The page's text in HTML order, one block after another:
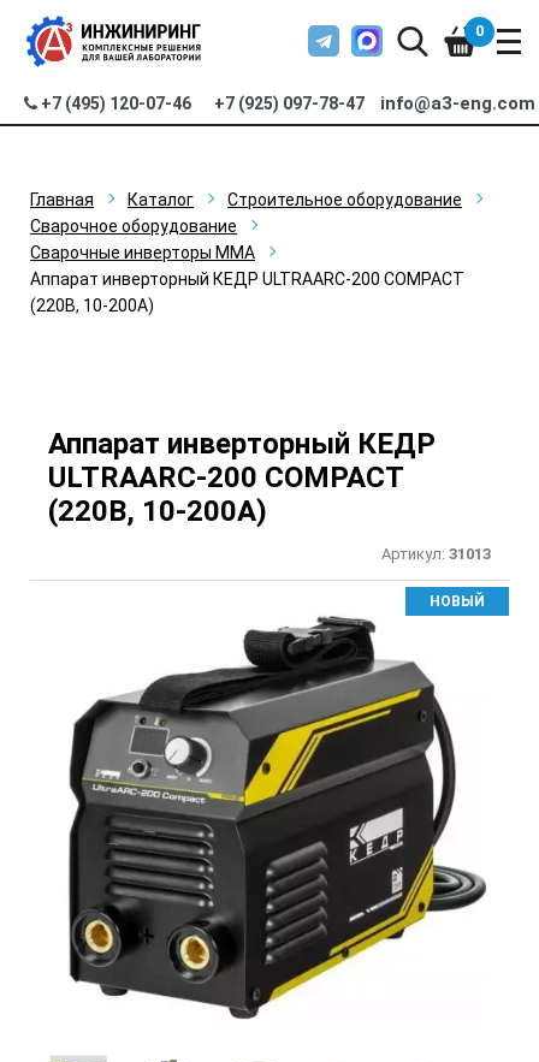
+7 (495) 120-07-46 +7 (925) 097-78-47 info@a3-eng.com
0
Главная Каталог
Строительное оборудование
Сварочное оборудование
Сварочные инверторы MMA
Аппарат инверторный КЕДР ULTRAARC-200 COMPACT
(220В, 10-200А)
Аппарат инверторный КЕДР
ULTRAARC-200 COMPACT
(220В, 10-200А)
Артикул: 31013
НОВЫЙ